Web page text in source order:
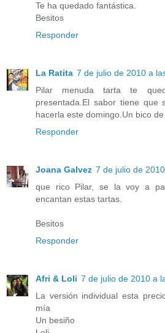
Te ha quedado fantástica.
Besitos
Responder
La Ratita 7 de julio de 2010 a
Pilar menuda tarta te
presentada.El sabor tiene que
hacerla este domingo.Un bico
Responder
Joana Galvez 7 de julio de
que rico Pilar, se la voy a
encantan estas tartas.
Besitos
Responder
Afri & Loli 7 de julio de 2010 a
La versión individual esta
mía
Un besiño